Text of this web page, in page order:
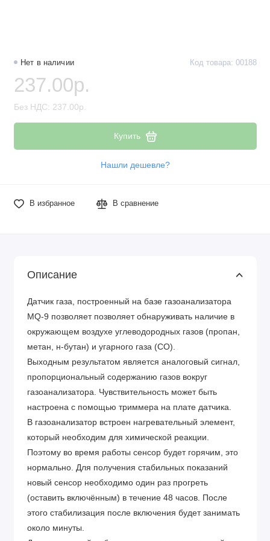
Нет в наличии Код товара: 00188
237.00р.
Без НДС: 237.00р.
Купить
Нашли дешевле?
В избранное В сравнение
Описание
Датчик газа, построенный на базе газоанализатора
MQ-9 позволяет позволяет обнаруживать наличие в
окружающем воздухе углеводородных газов (пропан,
метан, н-бутан) и угарного газа (CO).
Выходным результатом является аналоговый сигнал,
пропорциональный содержанию газов вокруг
газоанализатора. Чувствительность может быть
настроена с помощью триммера на плате датчика.
В газоанализатор встроен нагревательный элемент,
который необходим для химической реакции.
Поэтому во время работы сенсор будет горячим, это
нормально. Для получения стабильных показаний
новый сенсор необходимо один раз прогреть
(оставить включённым) в течение 48 часов. После
этого стабилизация после включения будет занимать
около минуты.